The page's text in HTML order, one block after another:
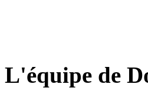
L'équipe de